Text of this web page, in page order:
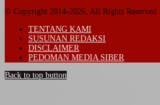
© Copyright 2014-2026, All Rights Reserved
TENTANG KAMI
SUSUNAN REDAKSI
DISCLAIMER
PEDOMAN MEDIA SIBER
Back to top button